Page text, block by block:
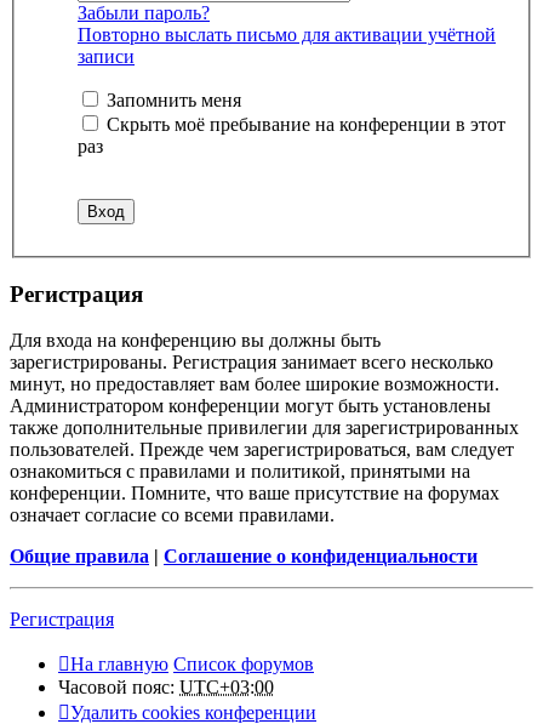
Забыли пароль?
Повторно выслать письмо для активации учётной
записи
Запомнить меня
Скрыть моё пребывание на конференции в этот
раз
Регистрация
Для входа на конференцию вы должны быть
зарегистрированы. Регистрация занимает всего несколько
минут, но предоставляет вам более широкие возможности.
Администратором конференции могут быть установлены
также дополнительные привилегии для зарегистрированных
пользователей. Прежде чем зарегистрироваться, вам следует
ознакомиться с правилами и политикой, принятыми на
конференции. Помните, что ваше присутствие на форумах
означает согласие со всеми правилами.
Общие правила | Соглашение о конфиденциальности
Регистрация
На главную Список форумов
Часовой пояс: UTC+03:00
Удалить cookies конференции